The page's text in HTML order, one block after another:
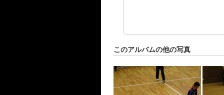
このアルバムの他の写真